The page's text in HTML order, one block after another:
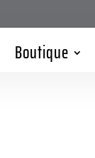
Boutique